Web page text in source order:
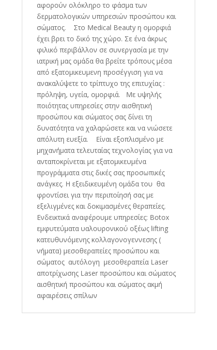
αφορούν ολόκληρο το φάσμα των
δερματολογικών υπηρεσιών προσώπου και
σώματος. Στο Medical Beauty η ομορφιά
έχει βρει το δικό της χώρο. Σε ένα άκρως
φιλικό περιβάλλον σε συνεργασία με την
ιατρική μας ομάδα θα βρείτε τρόπους μέσα
από εξατομικευμενη προσέγγιση για να
ανακαλύψετε το τρίπτυχο της επιτυχίας :
πρόληψη, υγεία, ομορφιά. Με υψηλής
ποιότητας υπηρεσίες στην αισθητική
προσώπου και σώματος σας δίνει τη
δυνατότητα να χαλαρώσετε και να νιώσετε
απόλυτη ευεξία. Είναι εξοπλισμένο με
μηχανήματα τελευταίας τεχνολογίας για να
ανταποκρίνεται με εξατομικευμένα
προγράμματα στις δικές σας προσωπικές
ανάγκες. Η εξειδικευμένη ομάδα του θα
φροντίσει για την περιποίησή σας με
εξελιγμένες και δοκιμασμένες θεραπείες.
Ενδεικτικά αναφέρουμε υπηρεσίες: Botox
εμφυτεύματα υαλουρονικού οξέως lifting
κατευθυνόμενης κολλαγονογεννεσης (
νήματα) μεσοθεραπείες προσώπου και
σώματος αυτόλογη μεσοθεραπεία Laser
αποτρίχωσης Laser προσώπου και σώματος
αισθητική προσώπου και σώματος ακμή
αφαιρέσεις σπίλων